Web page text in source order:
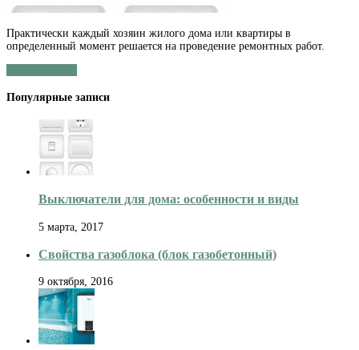
Практически каждый хозяин жилого дома или квартиры в
определенный момент решается на проведение ремонтных работ.
Популярные записи
Выключатели для дома: особенности и виды
5 марта, 2017
Свойства газоблока (блок газобетонный)
9 октября, 2016